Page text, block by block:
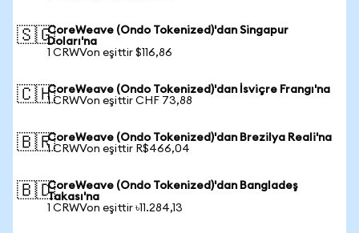
🇸🇬CoreWeave (Ondo Tokenized)'dan Singapur
Doları'na
1 CRWVon eşittir $116,86
🇨🇭CoreWeave (Ondo Tokenized)'dan İsviçre Frangı'na
1 CRWVon eşittir CHF 73,88
🇧🇷CoreWeave (Ondo Tokenized)'dan Brezilya Reali'na
1 CRWVon eşittir R$466,04
🇧🇩CoreWeave (Ondo Tokenized)'dan Bangladeş
Takası'na
1 CRWVon eşittir ৳11.284,13